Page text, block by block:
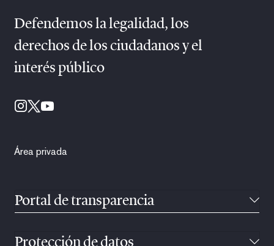
Defendemos la legalidad, los
derechos de los ciudadanos y el
interés público
Área privada
Portal de transparencia